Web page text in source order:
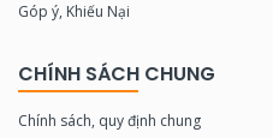
Góp ý, Khiếu Nại
CHÍNH SÁCH CHUNG
Chính sách, quy định chung